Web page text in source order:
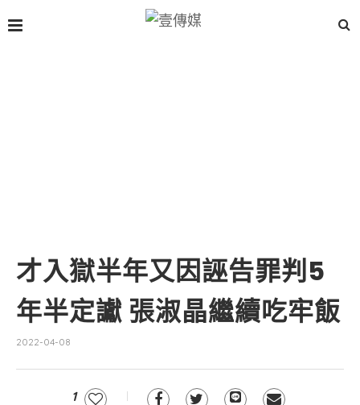
才入獄半年又因誣告罪判5
年半定讞 張淑晶繼續吃牢飯
2022-04-08
1